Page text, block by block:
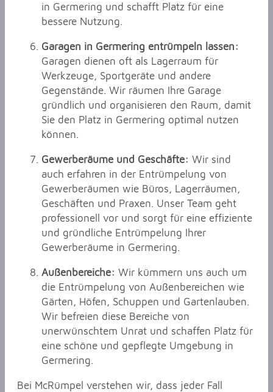
in Germering und schafft Platz für eine
bessere Nutzung.
Garagen in Germering entrümpeln lassen:
Garagen dienen oft als Lagerraum für
Werkzeuge, Sportgeräte und andere
Gegenstände. Wir räumen Ihre Garage
gründlich und organisieren den Raum, damit
Sie den Platz in Germering optimal nutzen
können.
Gewerberäume und Geschäfte: Wir sind
auch erfahren in der Entrümpelung von
Gewerberäumen wie Büros, Lagerräumen,
Geschäften und Praxen. Unser Team geht
professionell vor und sorgt für eine effiziente
und gründliche Entrümpelung Ihrer
Gewerberäume in Germering.
Außenbereiche: Wir kümmern uns auch um
die Entrümpelung von Außenbereichen wie
Gärten, Höfen, Schuppen und Gartenlauben.
Wir befreien diese Bereiche von
unerwünschtem Unrat und schaffen Platz für
eine schöne und gepflegte Umgebung in
Germering.
Bei McRümpel verstehen wir, dass jeder Fall